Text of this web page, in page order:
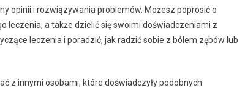
opinii i rozwiązywania problemów. Możesz poprosić o
leczenia, a także dzielić się swoimi doświadczeniami z
leczenia i poradzić, jak radzić sobie z bólem zębów lub
z innymi osobami, które doświadczyły podobnych